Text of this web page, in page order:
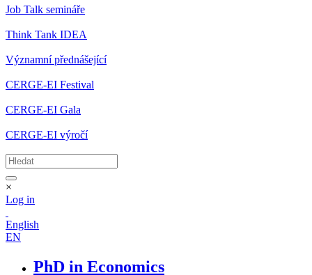
Job Talk semináře
Think Tank IDEA
Významní přednášející
CERGE-EI Festival
CERGE-EI Gala
CERGE-EI výročí
×
Log in
English
EN
PhD in Economics